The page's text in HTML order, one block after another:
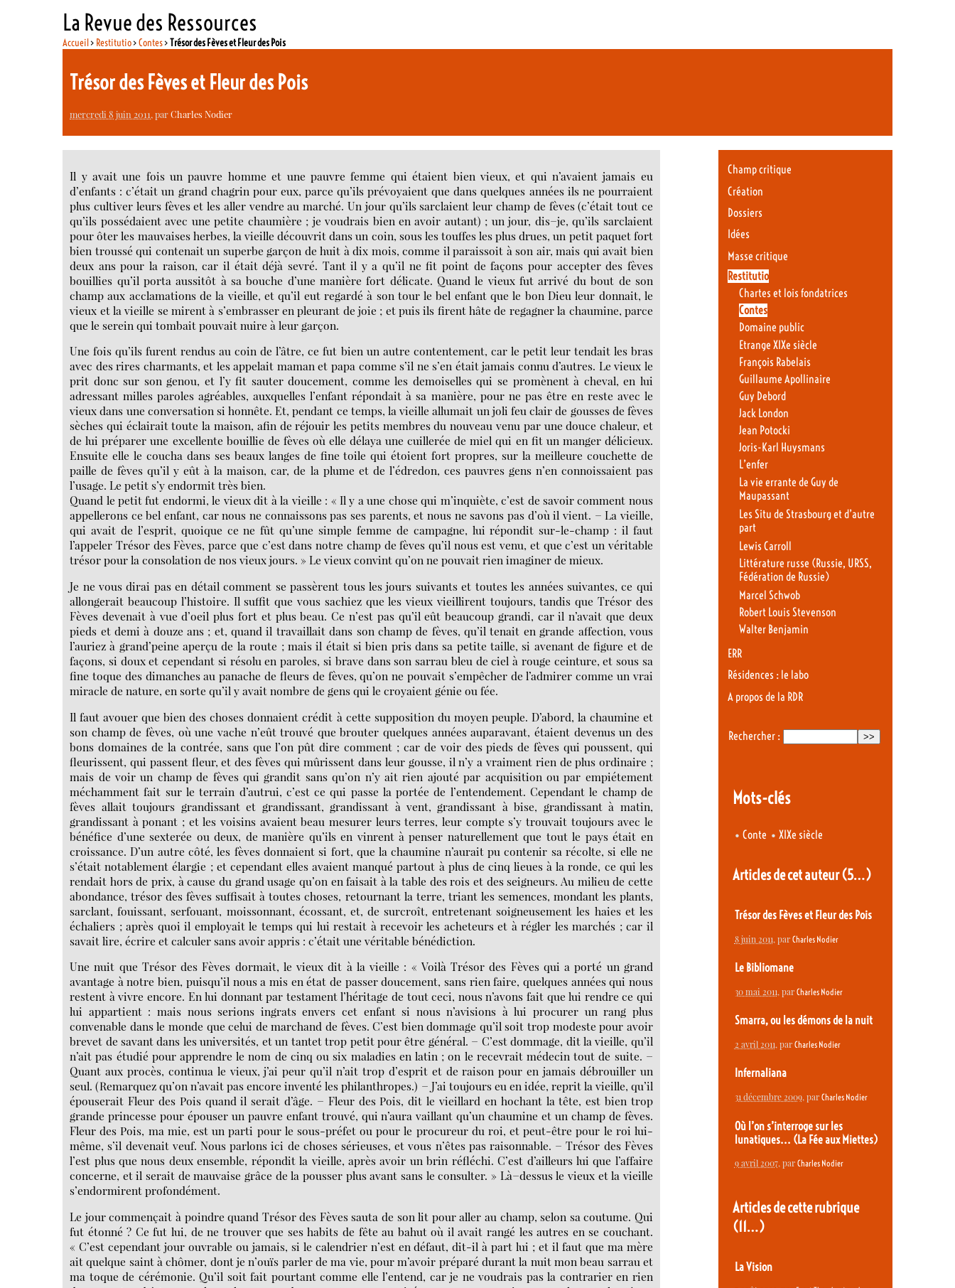
La Revue des Ressources
Accueil> Restitutio>Contes>Trésor des Fèves et Fleur des Pois
Trésor des Fèves et Fleur des Pois
mercredi 8 juin 2011, parCharles Nodier
Il y avait une fois un pauvre homme et une pauvre femme qui étaient bien vieux, et qui n’avaient jamais eu
d’enfants : c’était un grand chagrin pour eux, parce qu’ils prévoyaient que dans quelques années ils ne pourraient
plus cultiver leurs fèves et les aller vendre au marché. Un jour qu’ils sarclaient leur champ de fèves (c’était tout ce
qu’ils possédaient avec une petite chaumière ; je voudrais bien en avoir autant) ; un jour, dis−je, qu’ils sarclaient
pour ôter les mauvaises herbes, la vieille découvrit dans un coin, sous les touffes les plus drues, un petit paquet fort
bien troussé qui contenait un superbe garçon de huit à dix mois, comme il paraissoit à son air, mais qui avait bien
deux ans pour la raison, car il était déjà sevré. Tant il y a qu’il ne fit point de façons pour accepter des fèves
bouillies qu’il porta aussitôt à sa bouche d’une manière fort délicate. Quand le vieux fut arrivé du bout de son
champ aux acclamations de la vieille, et qu’il eut regardé à son tour le bel enfant que le bon Dieu leur donnait, le
vieux et la vieille se mirent à s’embrasser en pleurant de joie ; et puis ils firent hâte de regagner la chaumine, parce
que le serein qui tombait pouvait nuire à leur garçon.
Une fois qu’ils furent rendus au coin de l’âtre, ce fut bien un autre contentement, car le petit leur tendait les bras
avec des rires charmants, et les appelait maman et papa comme s’il ne s’en était jamais connu d’autres. Le vieux le
prit donc sur son genou, et l’y fit sauter doucement, comme les demoiselles qui se promènent à cheval, en lui
adressant milles paroles agréables, auxquelles l’enfant répondait à sa manière, pour ne pas être en reste avec le
vieux dans une conversation si honnête. Et, pendant ce temps, la vieille allumait un joli feu clair de gousses de fèves
sèches qui éclairait toute la maison, afin de réjouir les petits membres du nouveau venu par une douce chaleur, et
de lui préparer une excellente bouillie de fèves où elle délaya une cuillerée de miel qui en fit un manger délicieux.
Ensuite elle le coucha dans ses beaux langes de fine toile qui étoient fort propres, sur la meilleure couchette de
paille de fèves qu’il y eût à la maison, car, de la plume et de l’édredon, ces pauvres gens n’en connoissaient pas
l’usage. Le petit s’y endormit très bien.
Quand le petit fut endormi, le vieux dit à la vieille : « Il y a une chose qui m’inquiète, c’est de savoir comment nous
appellerons ce bel enfant, car nous ne connaissons pas ses parents, et nous ne savons pas d’où il vient. − La vieille,
qui avait de l’esprit, quoique ce ne fût qu’une simple femme de campagne, lui répondit sur-le-champ : il faut
l’appeler Trésor des Fèves, parce que c’est dans notre champ de fèves qu’il nous est venu, et que c’est un véritable
trésor pour la consolation de nos vieux jours. » Le vieux convint qu’on ne pouvait rien imaginer de mieux.
Je ne vous dirai pas en détail comment se passèrent tous les jours suivants et toutes les années suivantes, ce qui
allongerait beaucoup l’histoire. Il suffit que vous sachiez que les vieux vieillirent toujours, tandis que Trésor des
Fèves devenait à vue d’oeil plus fort et plus beau. Ce n’est pas qu’il eût beaucoup grandi, car il n’avait que deux
pieds et demi à douze ans ; et, quand il travaillait dans son champ de fèves, qu’il tenait en grande affection, vous
l’auriez à grand’peine aperçu de la route ; mais il était si bien pris dans sa petite taille, si avenant de figure et de
façons, si doux et cependant si résolu en paroles, si brave dans son sarrau bleu de ciel à rouge ceinture, et sous sa
fine toque des dimanches au panache de fleurs de fèves, qu’on ne pouvait s’empêcher de l’admirer comme un vrai
miracle de nature, en sorte qu’il y avait nombre de gens qui le croyaient génie ou fée.
Il faut avouer que bien des choses donnaient crédit à cette supposition du moyen peuple. D’abord, la chaumine et
son champ de fèves, où une vache n’eût trouvé que brouter quelques années auparavant, étaient devenus un des
bons domaines de la contrée, sans que l’on pût dire comment ; car de voir des pieds de fèves qui poussent, qui
fleurissent, qui passent fleur, et des fèves qui mûrissent dans leur gousse, il n’y a vraiment rien de plus ordinaire ;
mais de voir un champ de fèves qui grandit sans qu’on n’y ait rien ajouté par acquisition ou par empiétement
méchamment fait sur le terrain d’autrui, c’est ce qui passe la portée de l’entendement. Cependant le champ de
fèves allait toujours grandissant et grandissant, grandissant à vent, grandissant à bise, grandissant à matin,
grandissant à ponant ; et les voisins avaient beau mesurer leurs terres, leur compte s’y trouvait toujours avec le
bénéfice d’une sexterée ou deux, de manière qu’ils en vinrent à penser naturellement que tout le pays était en
croissance. D’un autre côté, les fèves donnaient si fort, que la chaumine n’aurait pu contenir sa récolte, si elle ne
s’était notablement élargie ; et cependant elles avaient manqué partout à plus de cinq lieues à la ronde, ce qui les
rendait hors de prix, à cause du grand usage qu’on en faisait à la table des rois et des seigneurs. Au milieu de cette
abondance, trésor des fèves suffisait à toutes choses, retournant la terre, triant les semences, mondant les plants,
sarclant, fouissant, serfouant, moissonnant, écossant, et, de surcroît, entretenant soigneusement les haies et les
échaliers ; après quoi il employait le temps qui lui restait à recevoir les acheteurs et à régler les marchés ; car il
savait lire, écrire et calculer sans avoir appris : c’était une véritable bénédiction.
Une nuit que Trésor des Fèves dormait, le vieux dit à la vieille : « Voilà Trésor des Fèves qui a porté un grand
avantage à notre bien, puisqu’il nous a mis en état de passer doucement, sans rien faire, quelques années qui nous
restent à vivre encore. En lui donnant par testament l’héritage de tout ceci, nous n’avons fait que lui rendre ce qui
lui appartient : mais nous serions ingrats envers cet enfant si nous n’avisions à lui procurer un rang plus
convenable dans le monde que celui de marchand de fèves. C’est bien dommage qu’il soit trop modeste pour avoir
brevet de savant dans les universités, et un tantet trop petit pour être général. − C’est dommage, dit la vieille, qu’il
n’ait pas étudié pour apprendre le nom de cinq ou six maladies en latin ; on le recevrait médecin tout de suite. −
Quant aux procès, continua le vieux, j’ai peur qu’il n’ait trop d’esprit et de raison pour en jamais débrouiller un
seul. (Remarquez qu’on n’avait pas encore inventé les philanthropes.) − J’ai toujours eu en idée, reprit la vieille, qu’il
épouserait Fleur des Pois quand il serait d’âge. − Fleur des Pois, dit le vieillard en hochant la tête, est bien trop
grande princesse pour épouser un pauvre enfant trouvé, qui n’aura vaillant qu’un chaumine et un champ de fèves.
Fleur des Pois, ma mie, est un parti pour le sous-préfet ou pour le procureur du roi, et peut-être pour le roi lui-
même, s’il devenait veuf. Nous parlons ici de choses sérieuses, et vous n’êtes pas raisonnable. − Trésor des Fèves
l’est plus que nous deux ensemble, répondit la vieille, après avoir un brin réfléchi. C’est d’ailleurs lui que l’affaire
concerne, et il serait de mauvaise grâce de la pousser plus avant sans le consulter. » Là−dessus le vieux et la vieille
s’endormirent profondément.
Le jour commençait à poindre quand Trésor des Fèves sauta de son lit pour aller au champ, selon sa coutume. Qui
fut étonné ? Ce fut lui, de ne trouver que ses habits de fête au bahut où il avait rangé les autres en se couchant.
« C’est cependant jour ouvrable ou jamais, si le calendrier n’est en défaut, dit-il à part lui ; et il faut que ma mère
ait quelque saint à chômer, dont je n’ouïs parler de ma vie, pour m’avoir préparé durant la nuit mon beau sarrau et
ma toque de cérémonie. Qu’il soit fait pourtant comme elle l’entend, car je ne voudrais pas la contrarier en rien
Champ critique
Création
Dossiers
Idées
Masse critique
Restitutio
Chartes et lois fondatrices
Contes
Domaine public
Etrange XIXe siècle
François Rabelais
Guillaume Apollinaire
Guy Debord
Jack London
Jean Potocki
Joris-Karl Huysmans
L’enfer
La vie errante de Guy de
Maupassant
Les Situ de Strasbourg et d’autre
part
Lewis Carroll
Littérature russe (Russie, URSS,
Fédération de Russie)
Marcel Schwob
Robert Louis Stevenson
Walter Benjamin
ERR
Résidences : le labo
A propos de la RDR
Rechercher :
Mots-clés
• Conte •XIXe siècle
Articles de cet auteur(5…)
Trésor des Fèves et Fleur des Pois
8 juin 2011, par Charles Nodier
Le Bibliomane
30 mai 2011, par Charles Nodier
Smarra, ou les démons de la nuit
2 avril 2011, par Charles Nodier
Infernaliana
31 décembre 2009, par Charles Nodier
Où l’on s’interroge sur les
lunatiques... (La Fée aux Miettes)
9 avril 2007, par Charles Nodier
Articles de cette rubrique
(11…)
La Vision